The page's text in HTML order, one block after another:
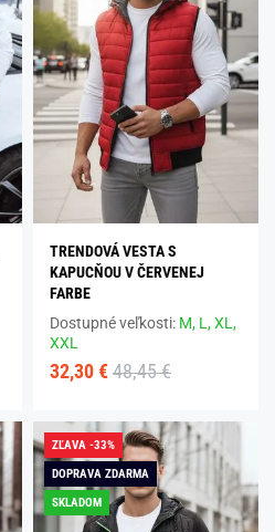
TRENDOVÁ VESTA S
KAPUCŇOU V ČERVENEJ
FARBE
Dostupné veľkosti: M, L,XL,
XXL
32,30 € 48,45 €
ZĽAVA -33%
DOPRAVA ZDARMA
SKLADOM